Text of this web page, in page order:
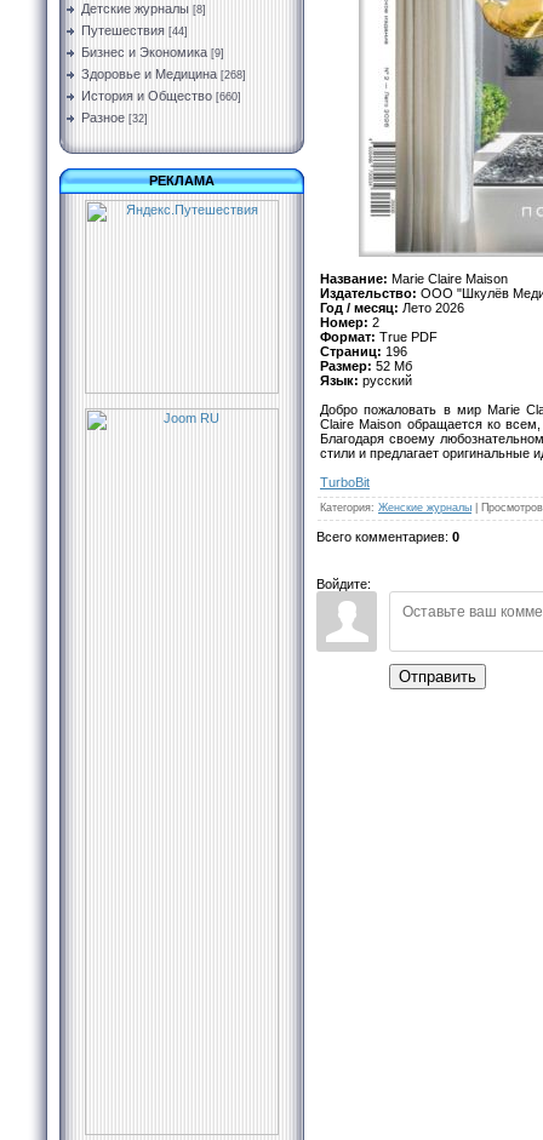
Детские журналы [8]
Путешествия [44]
Бизнес и Экономика [9]
Здоровье и Медицина [268]
История и Общество [660]
Разное [32]
РЕКЛАМА
Название: Marie Claire Maison
Издательство: ООО "Шкулёв
Год / месяц: Лето 2026
Номер: 2
Формат: True PDF
Страниц: 196
Размер: 52 Мб
Язык: русский
Добро пожаловать в мир Marie
Claire Maison обращается ко
Благодаря своему
стили и предлагает оригинальные
TurbоBit
Категория: Женские журналы Просмотров
Всего комментариев: 0
Войдите:
Отправить